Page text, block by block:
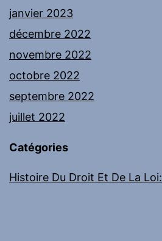
janvier 2023
décembre 2022
novembre 2022
octobre 2022
septembre 2022
juillet 2022
Catégories
Histoire Du Droit Et De La Loi: